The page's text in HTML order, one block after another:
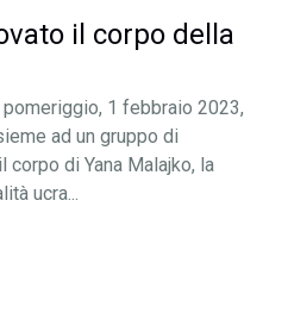
il corpo della
1 febbraio 2023,
ad un gruppo di
corpo di Yana Malajko, la
ucra...